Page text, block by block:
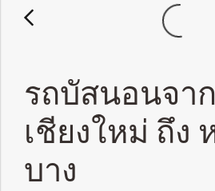
รถบัสนอนจาก
เชียงใหม่ ถึง
บาง